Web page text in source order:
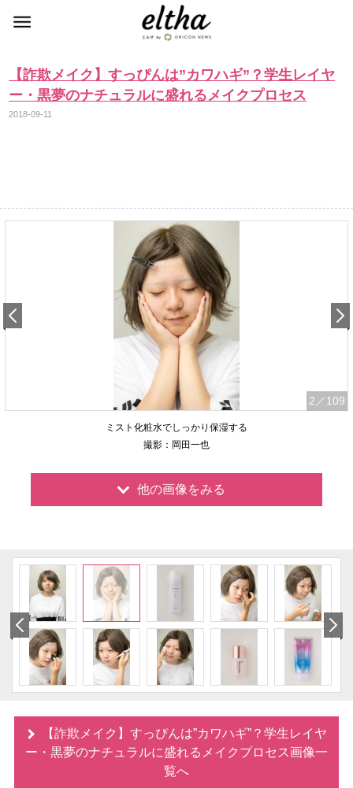
【詐欺メイク】すっぴんは”カワハギ”？学生レイヤ
ー・黒夢のナチュラルに盛れるメイクプロセス
2018-09-11
2 ／109
ミスト化粧水でしっかり保湿する
撮影：岡田一也
他の画像をみる
【詐欺メイク】すっぴんは”カワハギ”？学生レイヤ
ー・黒夢のナチュラルに盛れるメイクプロセス画像一
覧へ